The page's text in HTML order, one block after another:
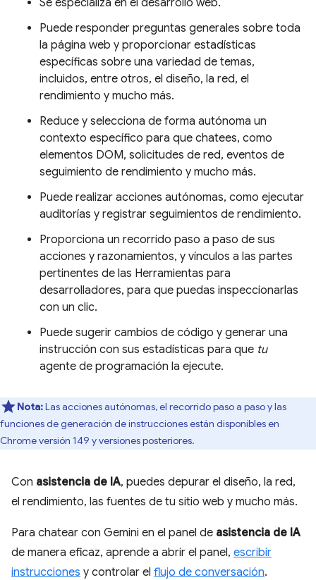
Se especializa en el desarrollo web.
Puede responder preguntas generales sobre toda
la página web y proporcionar estadísticas
específicas sobre una variedad de temas,
incluidos, entre otros, el diseño, la red, el
rendimiento y mucho más.
Reduce y selecciona de forma autónoma un
contexto específico para que chatees, como
elementos DOM, solicitudes de red, eventos de
seguimiento de rendimiento y mucho más.
Puede realizar acciones autónomas, como ejecutar
auditorías y registrar seguimientos de rendimiento.
Proporciona un recorrido paso a paso de sus
acciones y razonamientos, y vínculos a las partes
pertinentes de las Herramientas para
desarrolladores, para que puedas inspeccionarlas
con un clic.
Puede sugerir cambios de código y generar una
instrucción con sus estadísticas para que tu
agente de programación la ejecute.
Nota:Las acciones autónomas, el recorrido paso a paso y las
funciones de generación de instrucciones están disponibles en
Chrome versión 149 y versiones posteriores.
Con asistencia de IA, puedes depurar el diseño, la red,
el rendimiento, las fuentes de tu sitio web y mucho más.
Para chatear con Gemini en el panel de asistencia de IA
de manera eficaz, aprende a abrir el panel, escribir
instrucciones y controlar el flujo de conversación.